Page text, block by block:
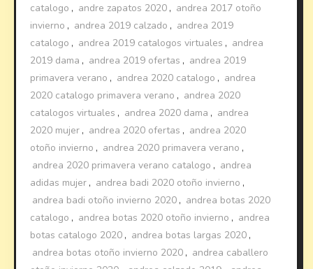
catalogo , andre zapatos 2020 , andrea 2017 otoño
invierno , andrea 2019 calzado , andrea 2019
catalogo , andrea 2019 catalogos virtuales , andrea
2019 dama , andrea 2019 ofertas , andrea 2019
primavera verano , andrea 2020 catalogo , andrea
2020 catalogo primavera verano , andrea 2020
catalogos virtuales , andrea 2020 dama , andrea
2020 mujer , andrea 2020 ofertas , andrea 2020
otoño invierno , andrea 2020 primavera verano ,
andrea 2020 primavera verano catalogo , andrea
adidas mujer , andrea badi 2020 otoño invierno ,
andrea badi otoño invierno 2020 , andrea botas 2020
catalogo , andrea botas 2020 otoño invierno , andrea
botas catalogo 2020 , andrea botas largas 2020 ,
andrea botas otoño invierno 2020 , andrea caballero